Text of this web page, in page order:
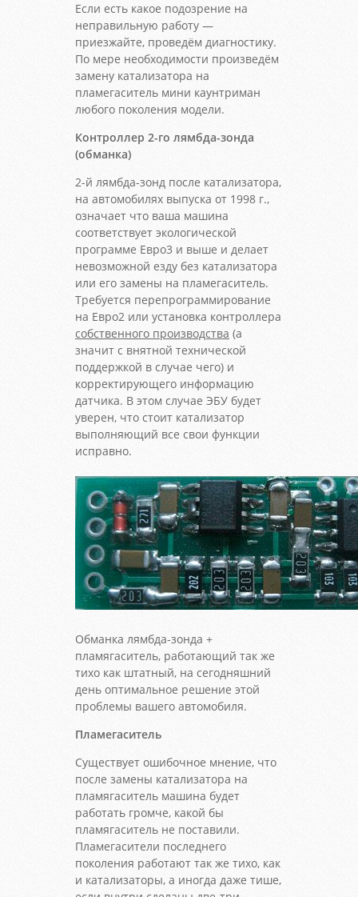
Если есть какое подозрение на
неправильную работу —
приезжайте, проведём диагностику.
По мере необходимости произведём
замену катализатора на
пламегаситель мини каунтриман
любого поколения модели.
Контроллер 2-го лямбда-зонда
(обманка)
2-й лямбда-зонд после катализатора,
на автомобилях выпуска от 1998 г.,
означает что ваша машина
соответствует экологической
программе Евро3 и выше и делает
невозможной езду без катализатора
или его замены на пламегаситель.
Требуется перепрограммирование
на Евро2 или установка контроллера
собственного производства (а
значит с внятной технической
поддержкой в случае чего) и
корректирующего информацию
датчика. В этом случае ЭБУ будет
уверен, что стоит катализатор
выполняющий все свои функции
исправно.
Обманка лямбда-зонда +
пламягаситель, работающий так же
тихо как штатный, на сегодняшний
день оптимальное решение этой
проблемы вашего автомобиля.
Пламегаситель
Существует ошибочное мнение, что
после замены катализатора на
пламягаситель машина будет
работать громче, какой бы
пламягаситель не поставили.
Пламегасители последнего
поколения работают так же тихо, как
и катализаторы, а иногда даже тише,